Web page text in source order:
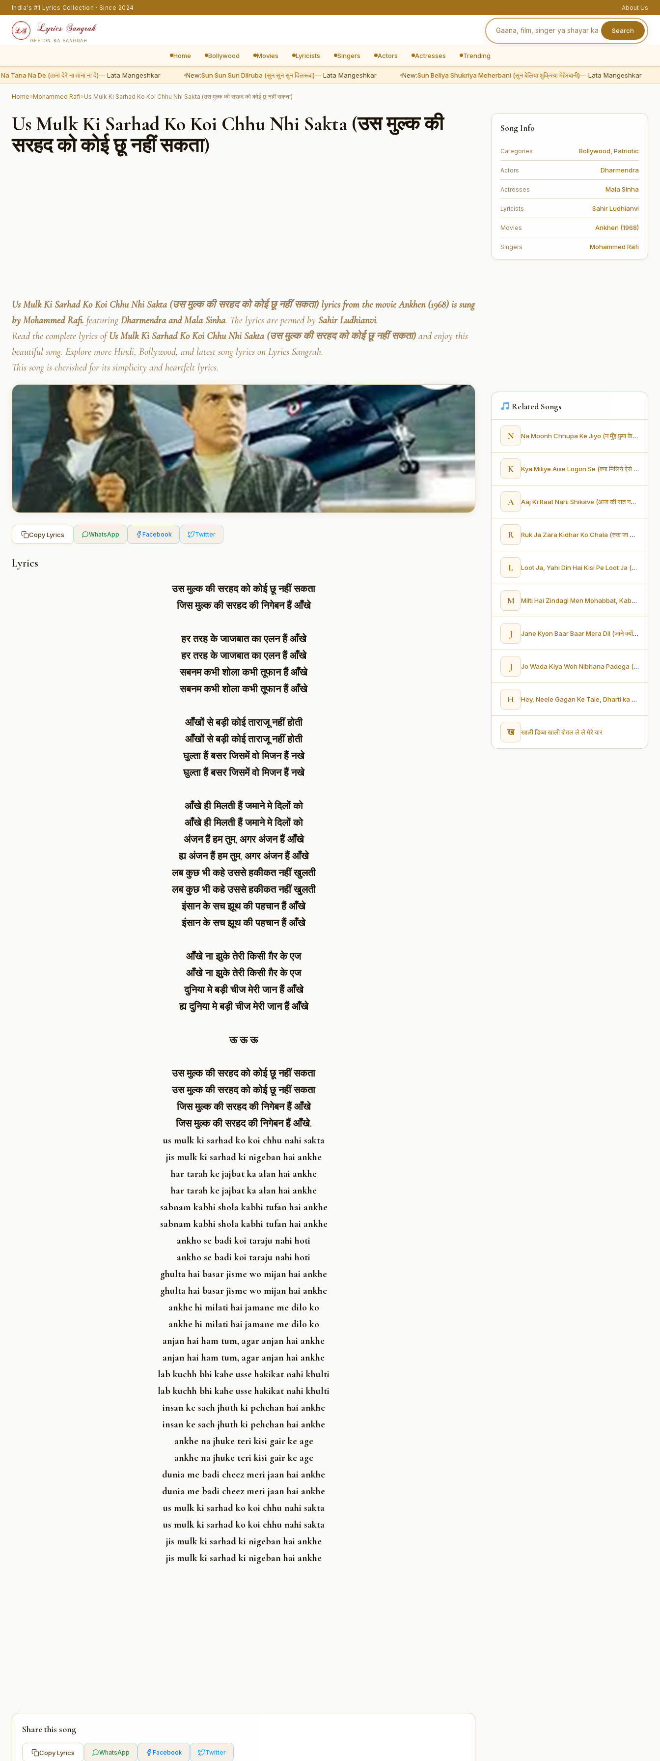
India's #1 Lyrics Collection · Since 2024 About Us
GEETON KA SANGRAH
Search
Home Bollywood Movies Lyricists Singers Actors Actresses Trending
Na De (ताना देरे ना ताना ना दे)— Lata Mangeshkar New:Sun Sun Sun Dilruba (सुन सुन सुन दिलरूबा)— Lata Mangeshkar New:Sun Beliya Shukriya Meherbani (सुन बेलिया शुक्रिया मेहेरबानी)— Lata Mangeshkar
Home»Mohammed Rafi»Us Mulk Ki Sarhad Ko Koi Chhu Nhi Sakta (उस मुल्क की सरहद को कोई छू नहीं सकता)
Us Mulk Ki Sarhad Ko Koi Chhu Nhi Sakta (उस मुल्क की
सरहद को कोई छू नहीं सकता)
Us Mulk Ki Sarhad Ko Koi Chhu Nhi Sakta (उस मुल्क की सरहद को कोई छू नहीं सकता) lyrics from the movie Ankhen (1968) is sung
by Mohammed Rafi. featuring Dharmendra and Mala Sinha. The lyrics are penned by Sahir Ludhianvi.
Read the complete lyrics ofUs Mulk Ki Sarhad Ko Koi Chhu Nhi Sakta (उस मुल्क की सरहद को कोई छू नहीं सकता) and enjoy this
beautiful song. Explore more Hindi, Bollywood, and latest song lyrics on Lyrics Sangrah.
This song is cherished for its simplicity and heartfelt lyrics.
Copy Lyrics WhatsApp Facebook Twitter
Lyrics
उस मुल्क की सरहद को कोई छू नहीं सकता
जिस मुल्क की सरहद की निगेबन हैं आँखे
हर तरह के जाजबात का एलन हैं आँखे
हर तरह के जाजबात का एलन हैं आँखे
सबनम कभी शोला कभी तूफान हैं आँखे
सबनम कभी शोला कभी तूफान हैं आँखे
आँखों से बड़ी कोई ताराजू नहीं होती
आँखों से बड़ी कोई ताराजू नहीं होती
घुल्ता हैं बसर जिसमें वो मिजन हैं नखे
घुल्ता हैं बसर जिसमें वो मिजन हैं नखे
आँखे ही मिलती हैं जमाने मे दिलों को
आँखे ही मिलती हैं जमाने मे दिलों को
अंजन हैं हम तुम, अगर अंजन हैं आँखे
ह्य अंजन हैं हम तुम, अगर अंजन हैं आँखे
लब कुछ भी कहे उससे हकीकत नहीं खुलती
लब कुछ भी कहे उससे हकीकत नहीं खुलती
इंसान के सच झूथ की पहचान हैं आँखे
इंसान के सच झूथ की पहचान हैं आँखे
आँखे ना झुके तेरी किसी ग़ैर के एज
आँखे ना झुके तेरी किसी ग़ैर के एज
दुनिया मे बड़ी चीज मेरी जान हैं आँखे
ह्य दुनिया मे बड़ी चीज मेरी जान हैं आँखे
ऊ ऊ ऊ
उस मुल्क की सरहद को कोई छू नहीं सकता
उस मुल्क की सरहद को कोई छू नहीं सकता
जिस मुल्क की सरहद की निगेबन हैं आँखे
जिस मुल्क की सरहद की निगेबन हैं आँखे.
us mulk ki sarhad ko koi chhu nahi sakta
jis mulk ki sarhad ki nigeban hai ankhe
har tarah ke jajbat ka alan hai ankhe
har tarah ke jajbat ka alan hai ankhe
sabnam kabhi shola kabhi tufan hai ankhe
sabnam kabhi shola kabhi tufan hai ankhe
ankho se badi koi taraju nahi hoti
ankho se badi koi taraju nahi hoti
ghulta hai basar jisme wo mijan hai ankhe
ghulta hai basar jisme wo mijan hai ankhe
ankhe hi milati hai jamane me dilo ko
ankhe hi milati hai jamane me dilo ko
anjan hai ham tum, agar anjan hai ankhe
anjan hai ham tum, agar anjan hai ankhe
lab kuchh bhi kahe usse hakikat nahi khulti
lab kuchh bhi kahe usse hakikat nahi khulti
insan ke sach jhuth ki pehchan hai ankhe
insan ke sach jhuth ki pehchan hai ankhe
ankhe na jhuke teri kisi gair ke age
ankhe na jhuke teri kisi gair ke age
dunia me badi cheez meri jaan hai ankhe
dunia me badi cheez meri jaan hai ankhe
us mulk ki sarhad ko koi chhu nahi sakta
us mulk ki sarhad ko koi chhu nahi sakta
jis mulk ki sarhad ki nigeban hai ankhe
jis mulk ki sarhad ki nigeban hai ankhe
Share this song
Copy Lyrics WhatsApp Facebook Twitter
Song Info
Categories Bollywood Patriotic
Actors Dharmendra
Actresses Mala Sinha
Lyricists Sahir Ludhianvi
Movies Ankhen (1968)
Singers Mohammed Rafi
Related Songs
N Na Moonh Chhupa Ke Jiyo (न मुँह छुपा के जियो)
K Kya Miliye Aise Logon Se (क्या मिलिये ऐसे लोगों से)
A Aaj Ki Raat Nahi Shikave (आज की रात नहीं शिकवे)
R Ruk Ja Zara Kidhar Ko Chala (रुक जा ज़रा किधर को चला)
L Loot Ja, Yahi Din Hai Kisi Pe Loot Ja (लुट जा, यही दिन हैं किसी पे लुट जा)
M Milti Hai Zindagi Men Mohabbat, Kabhi kabhi (मिलती है ज़िंदगी में मोहब्बत कभी-कभी)
J Jane Kyon Baar Baar Mera Dil (जाने क्यों बार बार मेरा दिल)
J Jo Wada Kiya Woh Nibhana Padega (जो वादा किया वो निभाना पड़ेगा)
H Hey, Neele Gagan Ke Tale, Dharti ka pyaar pale (हे, नीले गगन के तले, धरती का प्यार पले)
ख खाली डिब्बा खाली बोतल ले ले मेरे यार